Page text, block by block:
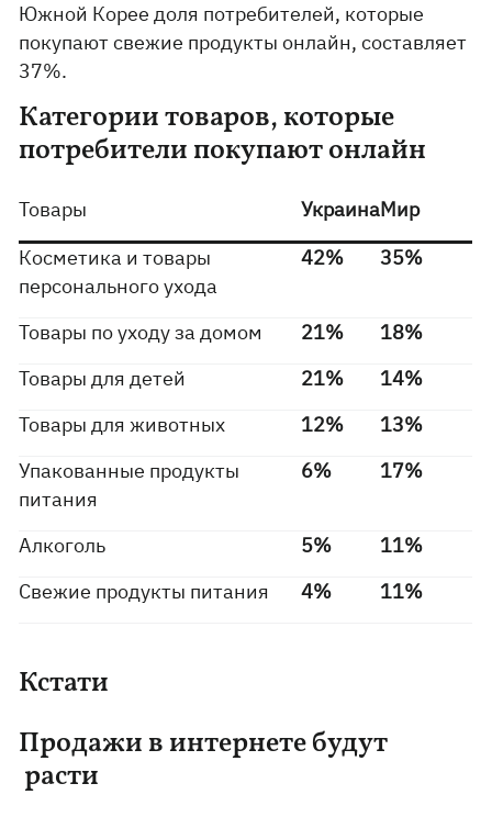
Южной Корее доля потребителей, которые
покупают свежие продукты онлайн, составляет
37%.
Категории товаров, которые
потребители покупают онлайн
Товары УкраинаМир
Косметика и товары
персонального ухода
42% 35%
Товары по уходу за домом 21%
18%
Товары для детей
21%
14%
Товары для животных
12%
13%
Упакованные продукты
питания
6% 17%
Алкоголь 5%
11%
Свежие продукты питания
4% 11%
Кстати
Продажи в интернете будут
расти